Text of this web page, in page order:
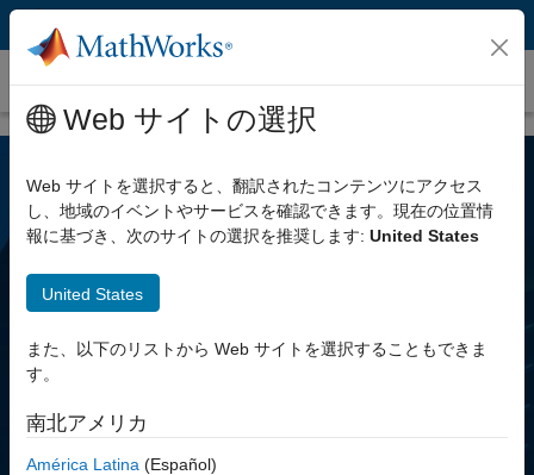
コンテンツへスキップ
Database Toolbox
Database Toolbox
リレーショナル データベースおよび
NoSQL データベースを操作
Web サイトの選択
Web サイトを選択すると、翻訳されたコンテンツにアクセス
し、地域のイベントやサービスを確認できます。現在の位置情
報に基づき、次のサイトの選択を推奨します: United States
United States
また、以下のリストから Web サイトを選択することもできま
す。
南北アメリカ
América Latina (Español)